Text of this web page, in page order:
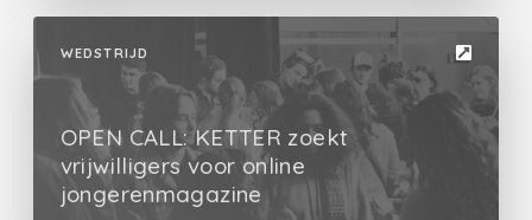
WEDSTRIJD
OPEN CALL: KETTER zoekt
vrijwilligers voor online
jongerenmagazine